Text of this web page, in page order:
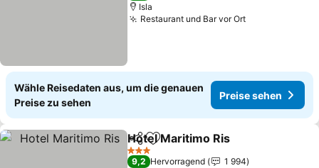
Isla
Restaurant und Bar vor Ort
Wähle Reisedaten aus, um die genauen
Preise zu sehen
Preise sehen
TeilenZu Favoriten hinzufügen
Hotel Maritimo Ris
3 Sterne
9,2 Hervorragend
1 994